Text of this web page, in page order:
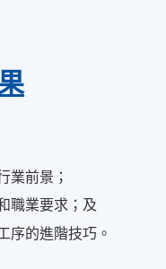
業前景；
職業要求；及
序的進階技巧。